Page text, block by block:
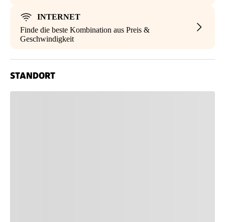
INTERNET
Finde die beste Kombination aus Preis &
Geschwindigkeit
STANDORT